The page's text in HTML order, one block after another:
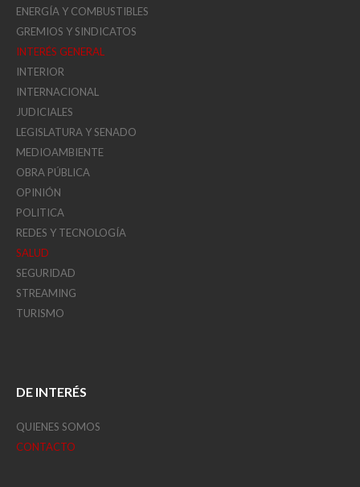
ENERGÍA Y COMBUSTIBLES
GREMIOS Y SINDICATOS
INTERÉS GENERAL
INTERIOR
INTERNACIONAL
JUDICIALES
LEGISLATURA Y SENADO
MEDIOAMBIENTE
OBRA PÚBLICA
OPINIÓN
POLITICA
REDES Y TECNOLOGÍA
SALUD
SEGURIDAD
STREAMING
TURISMO
DE INTERÉS
QUIENES SOMOS
CONTACTO